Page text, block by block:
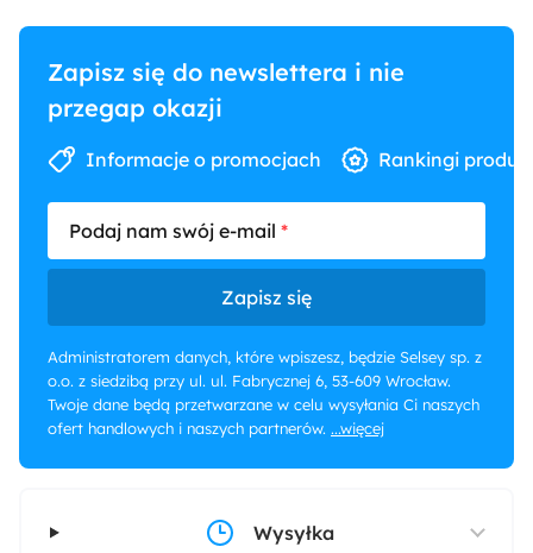
Zapisz się do newslettera i nie
przegap okazji
Informacje o promocjach Rankingi
Podaj nam swój e-mail
Zapisz się
Administratorem danych, które wpiszesz, będzie Selsey sp. z
o.o. z siedzibą przy ul. ul. Fabrycznej 6, 53-609 Wrocław.
Twoje dane będą przetwarzane w celu wysyłania Ci naszych
ofert handlowych i naszych partnerów. ...więcej
Wysyłka